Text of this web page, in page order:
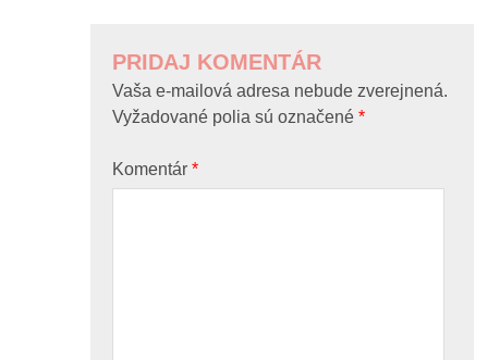
PRIDAJ KOMENTÁR
Vaša e-mailová adresa nebude zverejnená.
Vyžadované polia sú označené*
Komentár*